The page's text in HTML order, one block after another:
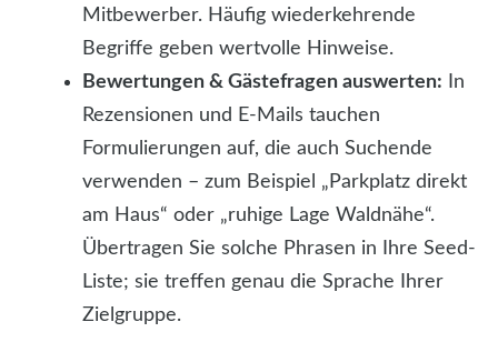
Mitbewerber. Häufig wiederkehrende
Begriffe geben wertvolle Hinweise.
Bewertungen & Gästefragen auswerten: In
Rezensionen und E-Mails tauchen
Formulierungen auf, die auch Suchende
verwenden – zum Beispiel „Parkplatz direkt
am Haus“ oder „ruhige Lage Waldnähe“.
Übertragen Sie solche Phrasen in Ihre Seed-
Liste; sie treffen genau die Sprache Ihrer
Zielgruppe.